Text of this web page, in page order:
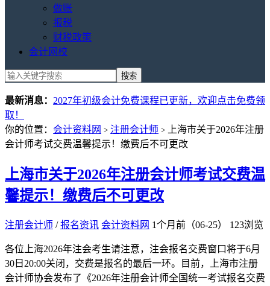
做账
报税
财税政策
会计网校
最新消息： 2027年初级会计免费课程已更新，欢迎点击免费领
取！
你的位置： 会计资料网 > 注册会计师 >
上海市关于2026年注册
会计师考试交费温馨提示！缴费后不可更改
上海市关于2026年注册会计师考试交费温
馨提示！缴费后不可更改
注册会计师 /报名资讯 会计资料网 1个月前（06-25） 123浏览
各位上海2026年注会考生请注意，注会报名交费窗口将于6月
30日20:00关闭，交费是报名的最后一环。目前，上海市注册
会计师协会发布了《2026年注册会计师全国统一考试报名交费